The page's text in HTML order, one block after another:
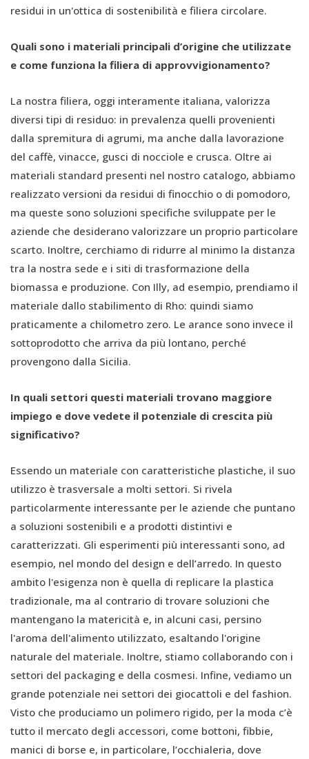
residui in un'ottica di sostenibilità e filiera circolare.
Quali sono i materiali principali d’origine che utilizzate
e come funziona la filiera di approvvigionamento?
La nostra filiera, oggi interamente italiana, valorizza
diversi tipi di residuo: in prevalenza quelli provenienti
dalla spremitura di agrumi, ma anche dalla lavorazione
del caffè, vinacce, gusci di nocciole e crusca. Oltre ai
materiali standard presenti nel nostro catalogo, abbiamo
realizzato versioni da residui di finocchio o di pomodoro,
ma queste sono soluzioni specifiche sviluppate per le
aziende che desiderano valorizzare un proprio particolare
scarto. Inoltre, cerchiamo di ridurre al minimo la distanza
tra la nostra sede e i siti di trasformazione della
biomassa e produzione. Con Illy, ad esempio, prendiamo il
materiale dallo stabilimento di Rho: quindi siamo
praticamente a chilometro zero. Le arance sono invece il
sottoprodotto che arriva da più lontano, perché
provengono dalla Sicilia.
In quali settori questi materiali trovano maggiore
impiego e dove vedete il potenziale di crescita più
significativo?
Essendo un materiale con caratteristiche plastiche, il suo
utilizzo è trasversale a molti settori. Si rivela
particolarmente interessante per le aziende che puntano
a soluzioni sostenibili e a prodotti distintivi e
caratterizzati. Gli esperimenti più interessanti sono, ad
esempio, nel mondo del design e dell’arredo. In questo
ambito l'esigenza non è quella di replicare la plastica
tradizionale, ma al contrario di trovare soluzioni che
mantengano la matericità e, in alcuni casi, persino
l'aroma dell'alimento utilizzato, esaltando l'origine
naturale del materiale. Inoltre, stiamo collaborando con i
settori del packaging e della cosmesi. Infine, vediamo un
grande potenziale nei settori dei giocattoli e del fashion.
Visto che produciamo un polimero rigido, per la moda c’è
tutto il mercato degli accessori, come bottoni, fibbie,
manici di borse e, in particolare, l’occhialeria, dove